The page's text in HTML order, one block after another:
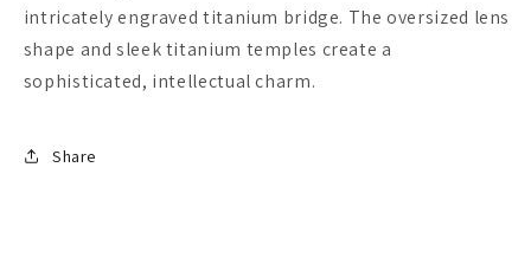
intricately engraved titanium bridge. The oversized lens
shape and sleek titanium temples create a
sophisticated, intellectual charm.
Share